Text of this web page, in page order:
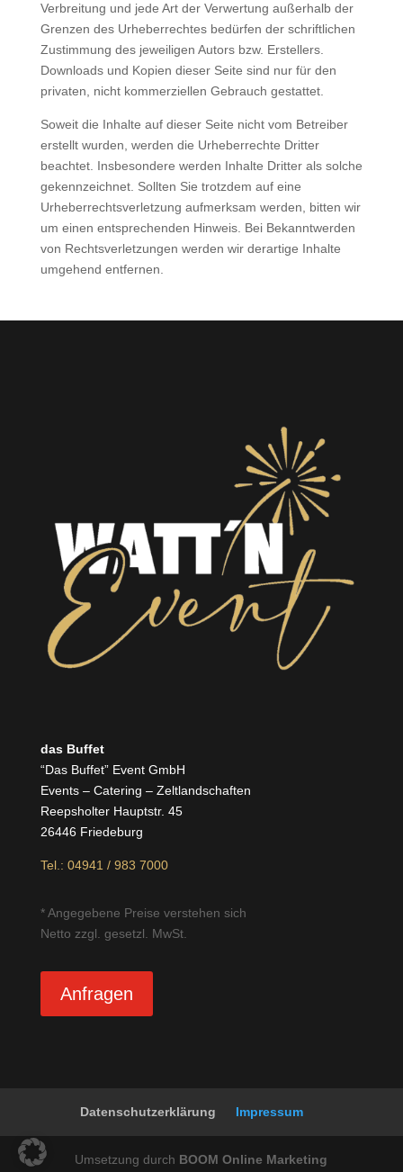
Verbreitung und jede Art der Verwertung außerhalb der
Grenzen des Urheberrechtes bedürfen der schriftlichen
Zustimmung des jeweiligen Autors bzw. Erstellers.
Downloads und Kopien dieser Seite sind nur für den
privaten, nicht kommerziellen Gebrauch gestattet.
Soweit die Inhalte auf dieser Seite nicht vom Betreiber
erstellt wurden, werden die Urheberrechte Dritter
beachtet. Insbesondere werden Inhalte Dritter als solche
gekennzeichnet. Sollten Sie trotzdem auf eine
Urheberrechtsverletzung aufmerksam werden, bitten wir
um einen entsprechenden Hinweis. Bei Bekanntwerden
von Rechtsverletzungen werden wir derartige Inhalte
umgehend entfernen.
das Buffet
“Das Buffet” Event GmbH
Events – Catering – Zeltlandschaften
Reepsholter Hauptstr. 45
26446 Friedeburg
Tel.: 04941 / 983 7000
* Angegebene Preise verstehen sich
Netto zzgl. gesetzl. MwSt.
Anfragen
Datenschutzerklärung Impressum
Umsetzung durch BOOM Online Marketing